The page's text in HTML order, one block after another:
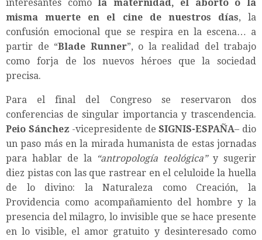
interesantes comola maternidad, el aborto o la
misma muerte en el cine de nuestros días, la
confusión emocional que se respira en la escena… a
partir de “Blade Runner”, o la realidad del trabajo
como forja de los nuevos héroes que la sociedad
precisa.
Para el final del Congreso se reservaron dos
conferencias de singular importancia y trascendencia.
Peio Sánchez -vicepresidente deSIGNIS-ESPAÑA– dio
un paso más en la mirada humanista de estas jornadas
para hablar de la “antropología teológica”y sugerir
diez pistas con las que rastrear en el celuloide la huella
de lo divino: la Naturaleza como Creación, la
Providencia como acompañamiento del hombre y la
presencia del milagro, lo invisible que se hace presente
en lo visible, el amor gratuito y desinteresado como